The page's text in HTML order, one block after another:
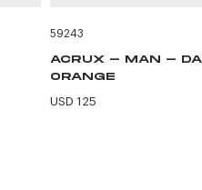
59243
ACRUX - MAN -
ORANGE
USD 125